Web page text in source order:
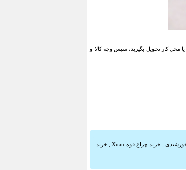
کار تحویل بگیرید، سپس وجه کالا و
خرید چراغ قوه Xuan
خرید